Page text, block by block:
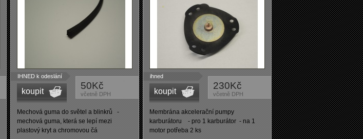
50Kč
včetně DPH
IHNED k odeslání
koupit
Mechová guma do světel a blinkrů -
mechová guma, která se lepí mezi
plastový kryt a chromovou čá
230Kč
včetně DPH
ihned
koupit
Membrána akcelerační pumpy
karburátoru - pro 1 karburátor - na 1
motor potřeba 2 ks